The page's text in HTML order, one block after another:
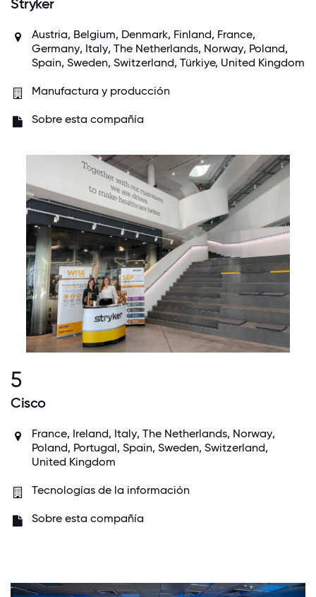
Austria, Belgium, Denmark, Finland, France,
Germany, Italy, The Netherlands, Norway, Poland,
Spain, Sweden, Switzerland, Türkiye, United Kingdom
Manufactura y producción
Sobre esta compañía
5
Cisco
France, Ireland, Italy, The Netherlands, Norway,
Poland, Portugal, Spain, Sweden, Switzerland,
United Kingdom
Tecnologías de la información
Sobre esta compañía